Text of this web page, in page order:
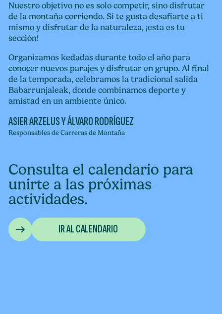
Consulta el calendario para
unirte a las próximas
actividades.
IR AL CALENDARIO
Nuestro objetivo no es solo competir, sino disfrutar
de la montaña corriendo. Si te gusta desafiarte a ti
mismo y disfrutar de la naturaleza, ¡esta es tu
sección!
Organizamos kedadas durante todo el año para
conocer nuevos parajes y disfrutar en grupo. Al final
de la temporada, celebramos la tradicional salida
Babarrunjaleak, donde combinamos deporte y
amistad en un ambiente único.
ASIER ARZELUS Y ÁLVARO RODRÍGUEZ
Responsables de Carreras de Montaña